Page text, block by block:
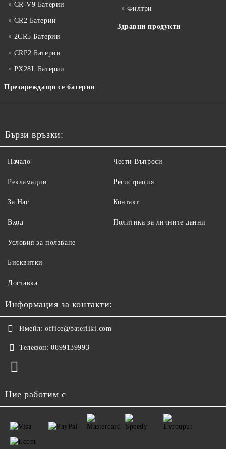
CR-V9 Батерии
CR2 Батерии
2CR5 Батерии
CRP2 Батерии
PX28L Батерии
Презареждащи се батерии
Филтри
Здравни продукти
Бързи връзки:
Начало
Рекламации
За Нас
Вход
Чести Въпроси
Регистрация
Контакт
Политика за личните данни
Условия за ползване
Бисквитки
Доставка
Информация за контакти:
Имейл: office@bateriiki.com
Телефон: 0899139993
Ние работим с